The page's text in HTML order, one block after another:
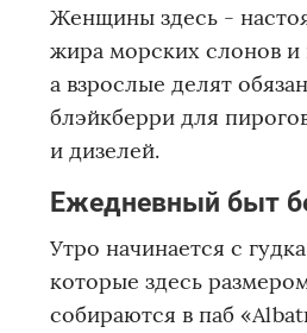
Женщины здесь -
жира морских слонов и
а взрослые делят
блэйкберри для
и дизелей.
Ежедневный быт
Утро начинается с
которые здесь
собираются в паб